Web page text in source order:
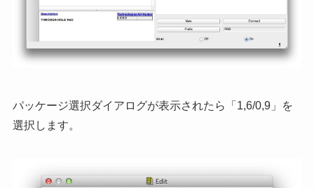
パッケージ選択ダイアログが表示されたら「1,6/0,9」を
選択します。